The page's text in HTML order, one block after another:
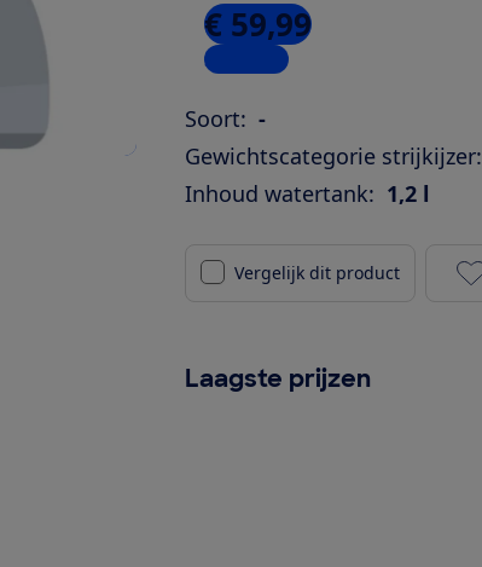
€ 59,99
3 winkels
Soort: -
Gewichtscategorie strijkijzer:
Inhoud watertank: 1,2 l
Vergelijk dit product
Laagste prijzen